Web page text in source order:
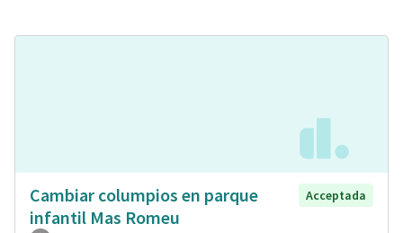
Cambiar columpios en parque
infantil Mas Romeu
Acceptada